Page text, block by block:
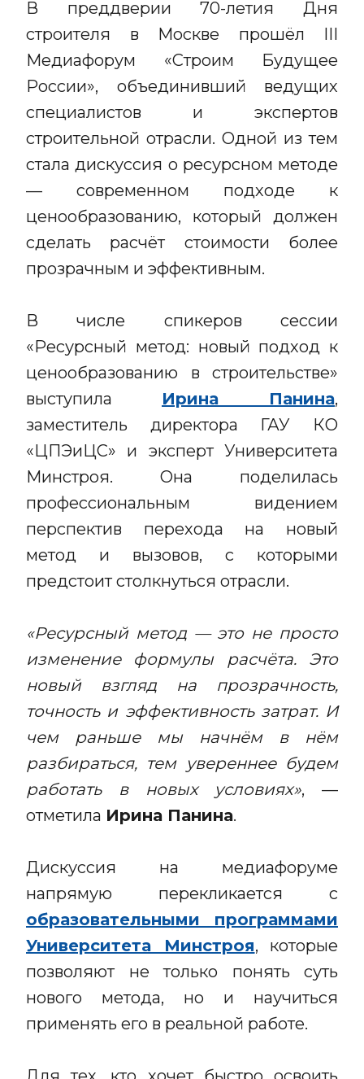
В преддверии 70-летия Дня
строителя в Москве прошёл III
Медиафорум «Строим Будущее
России», объединивший ведущих
специалистов и экспертов
строительной отрасли. Одной из тем
стала дискуссия о ресурсном методе
— современном подходе к
ценообразованию, который должен
сделать расчёт стоимости более
прозрачным и эффективным.
В числе спикеров сессии
«Ресурсный метод: новый подход к
ценообразованию в строительстве»
выступила Ирина Панина,
заместитель директора ГАУ КО
«ЦПЭиЦС» и эксперт Университета
Минстроя. Она поделилась
профессиональным видением
перспектив перехода на новый
метод и вызовов, с которыми
предстоит столкнуться отрасли.
«Ресурсный метод — это не просто
изменение формулы расчёта. Это
новый взгляд на прозрачность,
точность и эффективность затрат. И
чем раньше мы начнём в нём
разбираться, тем увереннее будем
работать в новых условиях», —
отметила Ирина Панина.
Дискуссия на медиафоруме
напрямую перекликается с
образовательными программами
Университета Минстроя, которые
позволяют не только понять суть
нового метода, но и научиться
применять его в реальной работе.